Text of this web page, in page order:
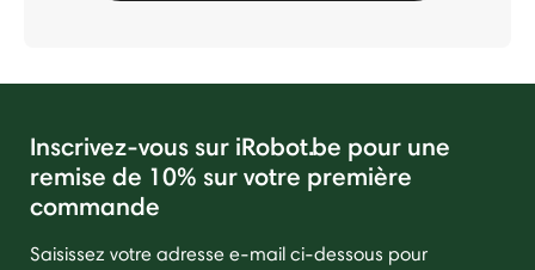
Inscrivez-vous sur iRobot.be pour une
remise de 10% sur votre première
commande
Saisissez votre adresse e-mail ci-dessous pour